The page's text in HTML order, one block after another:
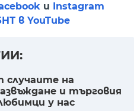
и
Instagram
в YouTube
случаите на
и търговия
у нас